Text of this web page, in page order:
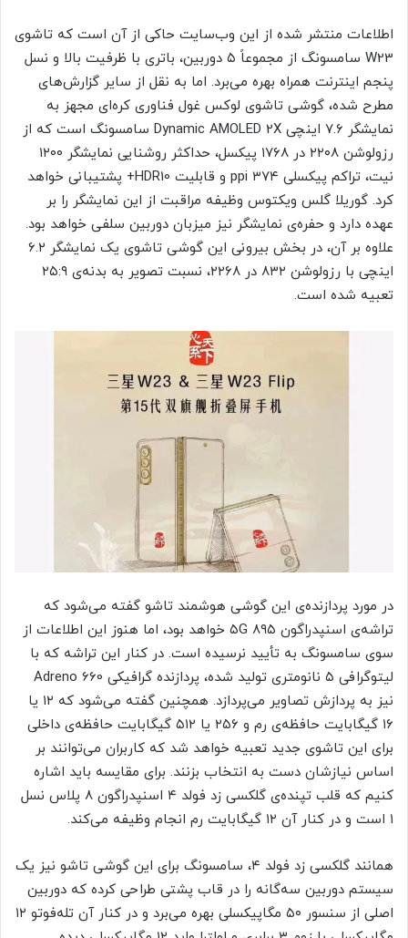
اطلاعات منتشر شده از این وب‌سایت حاکی از آن است که تاشوی
W23 سامسونگ از مجموعاً ۵ دوربین، باتری با ظرفیت بالا و نسل
پنجم اینترنت همراه بهره می‌برد. اما به نقل از سایر گزارش‌های
مطرح شده، گوشی تاشوی لوکس غول فناوری کره‌ای مجهز به
نمایشگر ۷.۶ اینچی Dynamic AMOLED 2X سامسونگ است که از
رزولوشن ۲۲۰۸ در ۱۷۶۸ پیکسل، حداکثر روشنایی نمایشگر ۱۲۰۰
نیت، تراکم پیکسلی ۳۷۴ ppi و قابلیت HDR10+ پشتیبانی خواهد
کرد. گوریلا گلس ویکتوس وظیفه مراقبت از این نمایشگر را بر
عهده دارد و حفره‌ی نمایشگر نیز میزبان دوربین سلفی خواهد بود.
علاوه بر آن، در بخش بیرونی این گوشی تاشوی یک نمایشگر ۶.۲
اینچی با رزولوشن ۸۳۲ در ۲۲۶۸، نسبت تصویر به بدنه‌ی ۲۵:۹
تعبیه شده است.
در مورد پردازنده‌ی این گوشی هوشمند تاشو گفته می‌شود که
تراشه‌ی اسنپدراگون ۸۹۵ ۵G خواهد بود، اما هنوز این اطلاعات از
سوی سامسونگ به تأیید نرسیده است. در کنار این تراشه که با
لیتوگرافی ۵ نانومتری تولید شده، پردازنده گرافیکی Adreno 660
نیز به پردازش تصاویر می‌پردازد. همچنین گفته می‌شود که ۱۲ یا
۱۶ گیگابایت حافظه‌ی رم و ۲۵۶ یا ۵۱۲ گیگابایت حافظه‌ی داخلی
برای این تاشوی جدید تعبیه خواهد شد که کاربران می‌توانند بر
اساس نیازشان دست به انتخاب بزنند. برای مقایسه باید اشاره
کنیم که قلب تپنده‌ی گلکسی زد فولد ۴ اسنپدراگون ۸ پلاس نسل
۱ است و در کنار آن ۱۲ گیگابایت رم انجام وظیفه می‌کند.
همانند گلکسی زد فولد ۴، سامسونگ برای این گوشی تاشو نیز یک
سیستم دوربین سه‌گانه را در قاب پشتی طراحی کرده که دوربین
اصلی از سنسور ۵۰ مگاپیکسلی بهره می‌برد و در کنار آن تله‌فوتو ۱۲